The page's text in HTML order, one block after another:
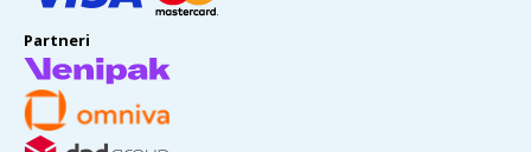
Partneri